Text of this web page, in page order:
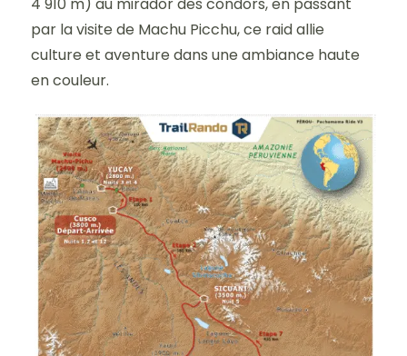
par la visite de Machu Picchu, ce raid allie
culture et aventure dans une ambiance haute
en couleur.